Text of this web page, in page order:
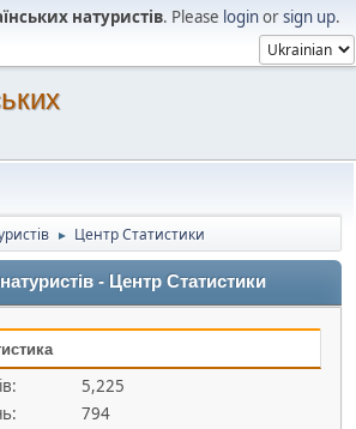
натуристів. Please loginorsign up.
► Центр Статистики
- Центр Статистики
5,225
794